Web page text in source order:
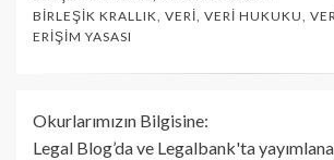
BIRLEŞIK KRALLIK, VERI, VERI HUKUKU,
ERIŞIM YASASI
Okurlarımızın Bilgisine:
Legal Blog’da ve Legalbank'ta